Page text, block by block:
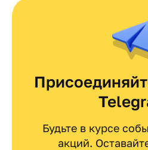
Будьте в курсе
акций.